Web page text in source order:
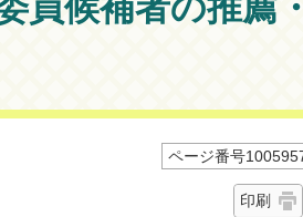
ページ番号
印刷